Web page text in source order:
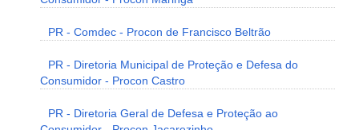
PR - Comdec - Procon de Francisco Beltrão
PR - Diretoria Municipal de Proteção e Defesa do
Consumidor - Procon Castro
PR - Diretoria Geral de Defesa e Proteção ao